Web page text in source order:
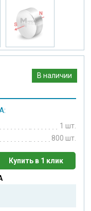
В наличии
1 шт.
800 шт.
Купить в 1 клик